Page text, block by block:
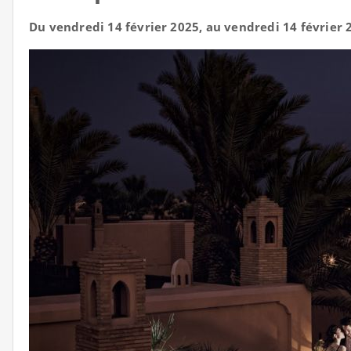
Du vendredi 14 février 2025, au vendredi 14 février